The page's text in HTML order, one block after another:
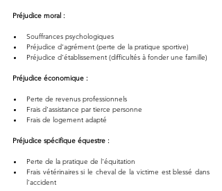
Préjudice moral :
Souffrances psychologiques
Préjudice d'agrément (perte de la pratique sportive)
Préjudice d'établissement (difficultés à fonder une famille)
Préjudice économique :
Perte de revenus professionnels
Frais d'assistance par tierce personne
Frais de logement adapté
Préjudice spécifique équestre :
Perte de la pratique de l'équitation
Frais vétérinaires si le cheval de la victime est blessé dans
l'accident